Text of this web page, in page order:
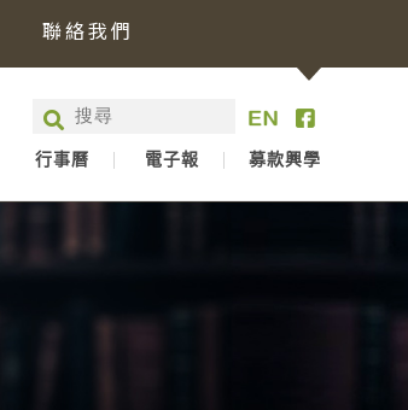
聯絡我們
行事曆 電子報 募款興學